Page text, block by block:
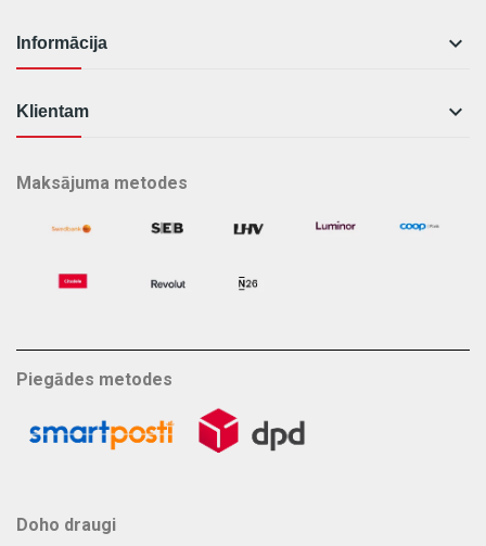
Informācija 
Klientam 
Maksājuma metodes
Piegādes metodes
Doho draugi